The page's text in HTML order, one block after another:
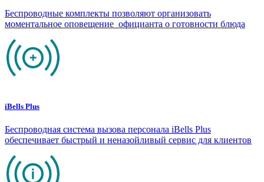
Беспроводные комплекты позволяют организовать
моментальное оповещение официанта о готовности блюда
iBells Plus
Беспроводная система вызова персонала iBells Plus
обеспечивает быстрый и неназойливый сервис для клиентов